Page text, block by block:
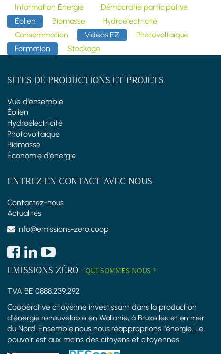
Information Énergie
Démocratie participative
Éolien
Biomasse
Hydroélectricité
Consommation
Videos EZ
Photovoltaïque
Formation
Stockage
SITES DE PRODUCTIONS ET PROJETS
Vue d'ensemble
Éolien
Hydroélectricité
Photovoltaïque
Biomasse
Économie d'énergie
ENTREZ EN CONTACT AVEC NOUS
Contactez-nous
Actualités
info@emissions-zero.coop
EMISSIONS ZÉRO - QUI SOMMES-NOUS ?
TVA BE 0888.239.292
Coopérative citoyenne investissant dans la production
d'énergie renouvelable en Wallonie, à Bruxelles et en mer
du Nord. Ensemble nous nous réapproprions l'énergie. Le
pouvoir est aux mains des citoyens et citoyennes.